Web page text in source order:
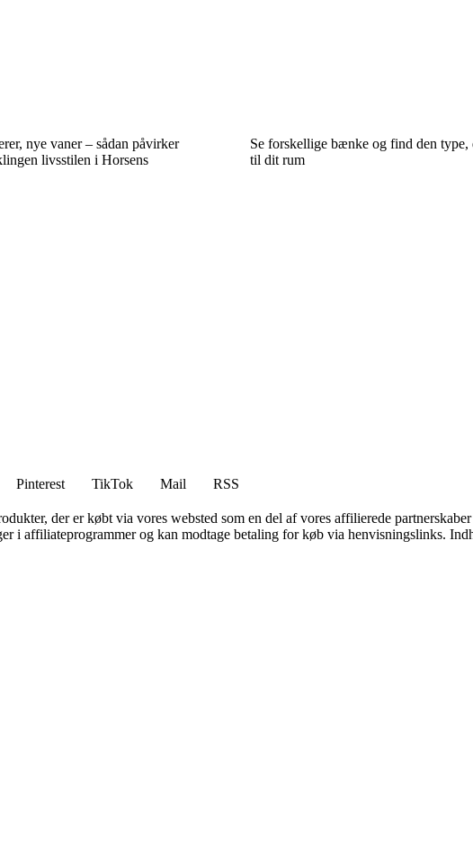
nye vaner – sådan påvirker
livsstilen i Horsens
Se forskellige bænke og find den type,
til dit rum
Pinterest TikTok Mail
RSS
der er købt via vores websted som en del af vores affilierede
i affiliateprogrammer og kan modtage betaling for køb via henvisningslinks.